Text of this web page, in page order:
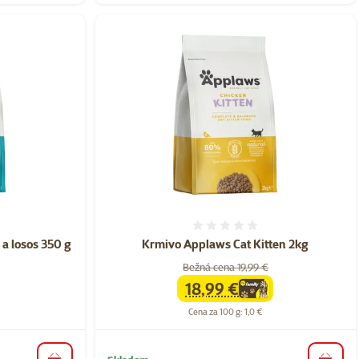
losos 350 g Krmivo Applaws Cat Kitten 2kg
Bežná cena 19,99 €
familycena
18,99 €
Cena za 100 g: 1,0 €